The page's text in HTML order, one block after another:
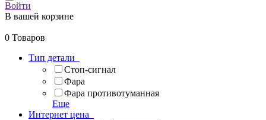
Войти
В вашей корзине
0 Товаров
Тип детали
Стоп-сигнал
Фара
Фара противотуманная
Еще
Интернет цена